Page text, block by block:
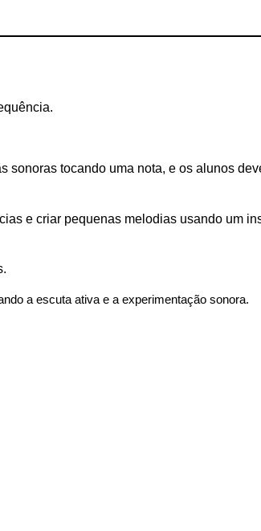
sonoras tocando uma nota, e os alunos
e criar pequenas melodias usando um
a escuta ativa e a experimentação sonora.